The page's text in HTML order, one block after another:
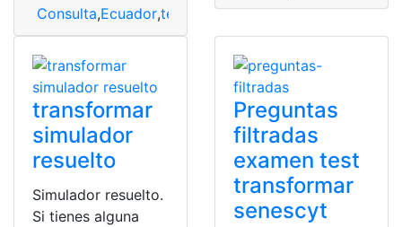
Consulta,Ecuador,test transformar,Test Transformar
transformar
simulador
resuelto
Simulador resuelto.
Si tienes alguna
Preguntas
filtradas
examen test
transformar
senescyt